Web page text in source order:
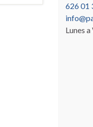
626 01
Lunes